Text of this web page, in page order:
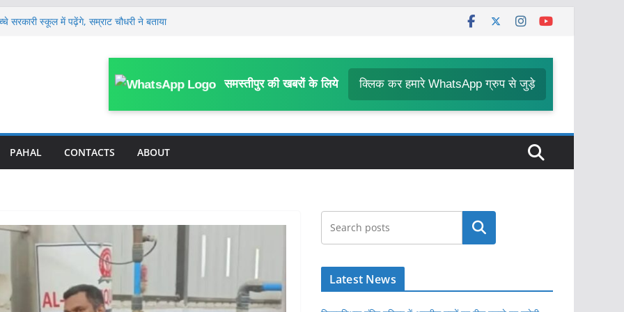
स्कूल में पढ़ेंगे, सम्राट चौधरी ने बताया
पास पहुंचे तेजस्वी यादव, AK 47 चलाने वाले
रिकवर करने की नई व्यवस्था लागू, बैंक से बाहर
समस्तीपुर की खबरों के लिये क्लिक कर हमारे WhatsApp ग्रुप से जुड़े
PAHAL CONTACTS ABOUT
खोजें
Latest News